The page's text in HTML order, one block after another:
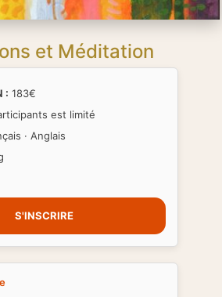
et Méditation
: 183€
est limité
· Anglais
S'INSCRIRE